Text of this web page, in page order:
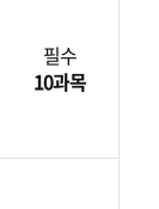
필수
10과목